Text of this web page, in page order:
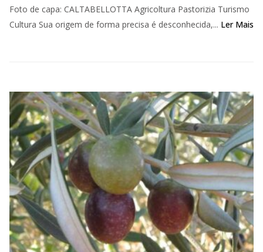
Foto de capa: CALTABELLOTTA Agricoltura Pastorizia Turismo
Cultura Sua origem de forma precisa é desconhecida,... Ler Mais